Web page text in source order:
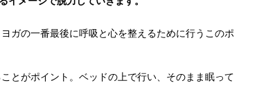
ガの一番最後に呼吸と心を整えるために行うこのポ
とがポイント。ベッドの上で行い、そのまま眠って